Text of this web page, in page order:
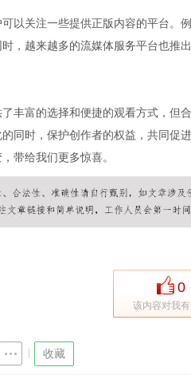
以关注一些提供正版内容的平台。
，越来越多的流媒体服务平台也推
丰富的选择和便捷的观看方式，但
同时，保护创作者的权益，共同促
带给我们更多惊喜。
0
该内容对我
收藏